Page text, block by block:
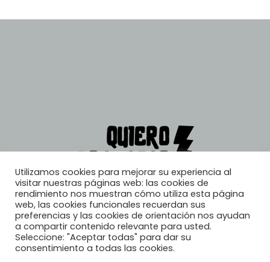
Utilizamos cookies para mejorar su experiencia al
visitar nuestras páginas web: las cookies de
rendimiento nos muestran cómo utiliza esta página
web, las cookies funcionales recuerdan sus
preferencias y las cookies de orientación nos ayudan
a compartir contenido relevante para usted.
Seleccione: "Aceptar todas" para dar su
consentimiento a todas las cookies.